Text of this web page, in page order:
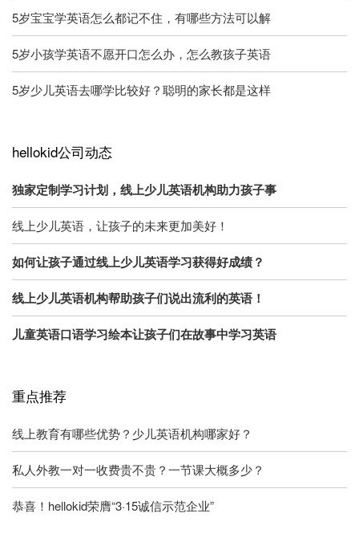
5岁宝宝学英语怎么都记不住，有哪些方法可以解
5岁小孩学英语不愿开口怎么办，怎么教孩子英语
5岁少儿英语去哪学比较好？聪明的家长都是这样
hellokid公司动态
独家定制学习计划，线上少儿英语机构助力孩子事
线上少儿英语，让孩子的未来更加美好！
如何让孩子通过线上少儿英语学习获得好成绩？
线上少儿英语机构帮助孩子们说出流利的英语！
儿童英语口语学习绘本让孩子们在故事中学习英语
重点推荐
线上教育有哪些优势？少儿英语机构哪家好？
私人外教一对一收费贵不贵？一节课大概多少？
恭喜！hellokid荣膺“3·15诚信示范企业”